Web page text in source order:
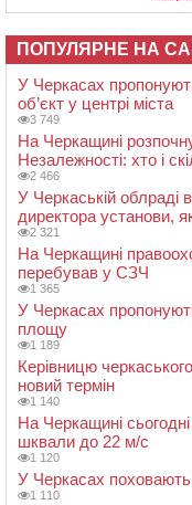
ПОПУЛЯРНЕ НА
У Черкасах
об’єкт у центрі міста
3 749
На Черкащині
Незалежності: хто і
2 466
У Черкаській облраді
директора установи,
2 321
На Черкащині
перебував у СЗЧ
1 365
У Черкасах
площу
1 189
Керівницю
новий термін
1 140
На Черкащині
шквали до 22 м/с
1 120
У Черкасах
1 110